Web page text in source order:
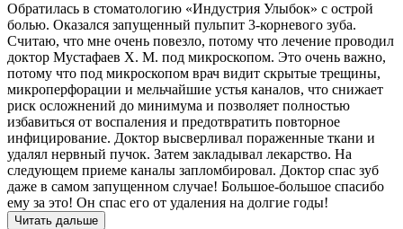
Обратилась в стоматологию «Индустрия Улыбок» с острой
болью. Оказался запущенный пульпит 3-корневого зуба.
Считаю, что мне очень повезло, потому что лечение проводил
доктор Мустафаев Х. М. под микроскопом. Это очень важно,
потому что под микроскопом врач видит скрытые трещины,
микроперфорации и мельчайшие устья каналов, что снижает
риск осложнений до минимума и позволяет полностью
избавиться от воспаления и предотвратить повторное
инфицирование. Доктор высверливал пораженные ткани и
удалял нервный пучок. Затем закладывал лекарство. На
следующем приеме каналы запломбировал. Доктор спас зуб
даже в самом запущенном случае! Большое-большое спасибо
ему за это! Он спас его от удаления на долгие годы!
Читать дальше